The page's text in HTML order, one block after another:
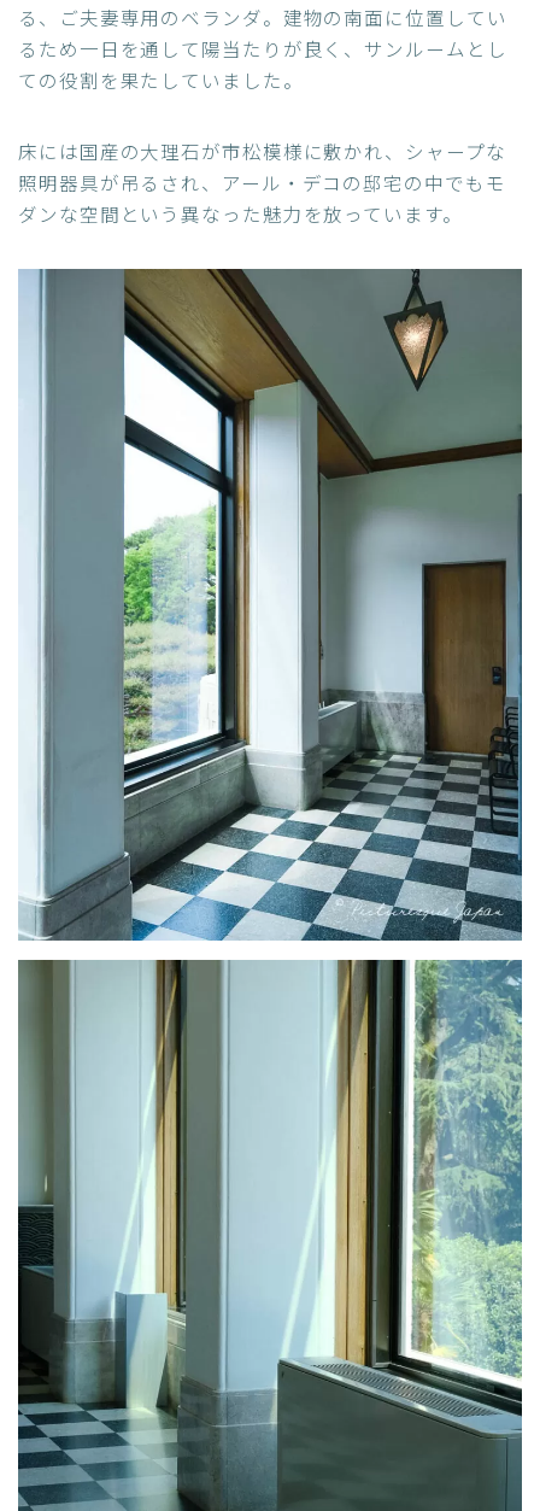
る、ご夫妻専用のベランダ。建物の南面に位置してい
るため一日を通して陽当たりが良く、サンルームとし
ての役割を果たしていました。
床には国産の大理石が市松模様に敷かれ、シャープな
照明器具が吊るされ、アール・デコの邸宅の中でもモ
ダンな空間という異なった魅力を放っています。